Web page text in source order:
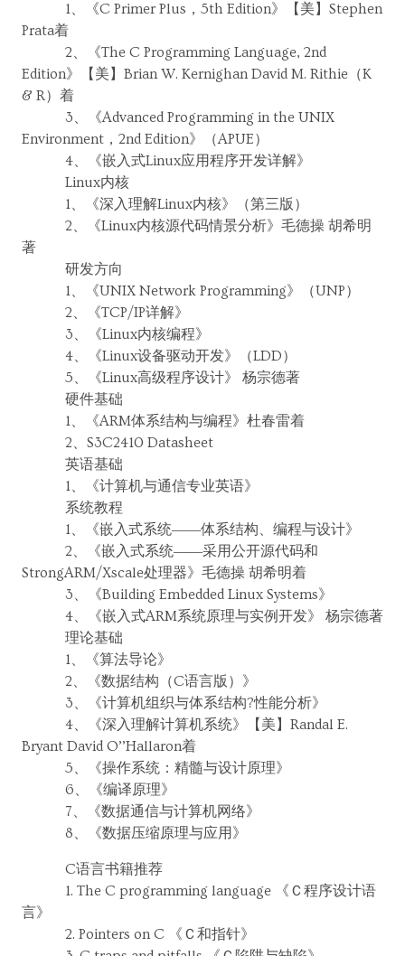
1、《C Primer Plus，5th Edition》【美】Stephen
Prata着
2、《The C Programming Language, 2nd
Edition》【美】Brian W. Kernighan David M. Rithie（K
& R）着
3、《Advanced Programming in the UNIX
Environment，2nd Edition》（APUE）
4、《嵌入式Linux应用程序开发详解》
Linux内核
1、《深入理解Linux内核》（第三版）
2、《Linux内核源代码情景分析》毛德操 胡希明
著
研发方向
1、《UNIX Network Programming》（UNP）
2、《TCP/IP详解》
3、《Linux内核编程》
4、《Linux设备驱动开发》（LDD）
5、《Linux高级程序设计》 杨宗德著
硬件基础
1、《ARM体系结构与编程》杜春雷着
2、S3C2410 Datasheet
英语基础
1、《计算机与通信专业英语》
系统教程
1、《嵌入式系统――体系结构、编程与设计》
2、《嵌入式系统――采用公开源代码和
StrongARM/Xscale处理器》毛德操 胡希明着
3、《Building Embedded Linux Systems》
4、《嵌入式ARM系统原理与实例开发》 杨宗德著
理论基础
1、《算法导论》
2、《数据结构（C语言版）》
3、《计算机组织与体系结构?性能分析》
4、《深入理解计算机系统》【美】Randal E.
Bryant David O’’Hallaron着
5、《操作系统：精髓与设计原理》
6、《编译原理》
7、《数据通信与计算机网络》
8、《数据压缩原理与应用》
C语言书籍推荐
1. The C programming language 《Ｃ程序设计语
言》
2. Pointers on C 《Ｃ和指针》